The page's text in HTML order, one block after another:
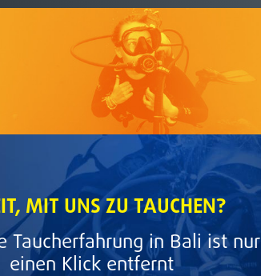
MIT UNS ZU TAUCHEN?
Taucherfahrung in Bali ist nur
einen Klick entfernt